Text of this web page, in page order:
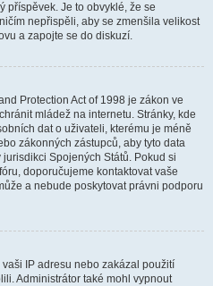
příspěvek. Je to obvyklé, že se
nepřispěli, aby se zmenšila velikost
a zapojte se do diskuzí.
Protection Act of 1998 je zákon ve
mládež na internetu. Stránky, kde
dat o uživateli, kterému je méně
zákonných zástupců, aby tyto data
Spojených Států. Pokud si
doporučujeme kontaktovat vaše
a nebude poskytovat právni podporu
IP adresu nebo zakázal použití
Administrátor také mohl vypnout